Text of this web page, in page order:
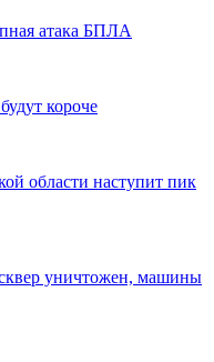
атака БПЛА
короче
области наступит пик
сквер уничтожен, машины